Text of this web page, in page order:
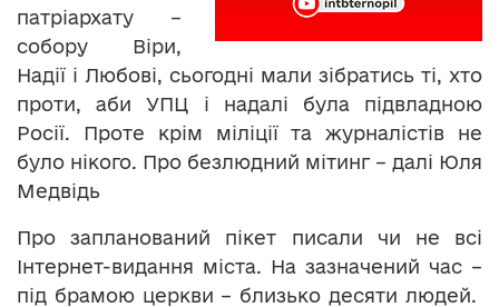
патріархату –
собору Віри,
Надії і Любові, сьогодні мали зібратись ті, хто
проти, аби УПЦ і надалі була підвладною
Росії. Проте крім міліції та журналістів не
було нікого. Про безлюдний мітинг – далі Юля
Медвідь
Про запланований пікет писали чи не всі
Інтернет-видання міста. На зазначений час –
під брамою церкви – близько десяти людей.